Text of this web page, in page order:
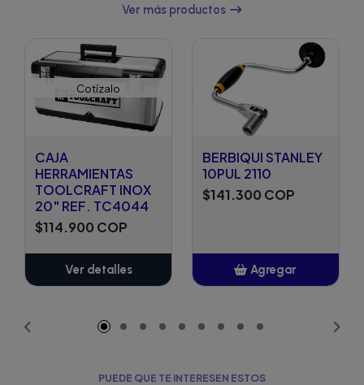
Ver más productos
Cotízalo
CAJA
HERRAMIENTAS
TOOLCRAFT INOX
20" REF. TC4044
$114.900 COP
Ver detalles
BERBIQUI STANLEY
10PUL 2110
$141.300 COP
Agregar
PUEDE QUE TE INTERESEN ESTOS